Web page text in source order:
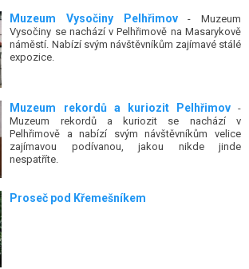
Muzeum Vysočiny Pelhřimov- Muzeum
Vysočiny se nachází v Pelhřimově na Masarykově
náměstí. Nabízí svým návštěvníkům zajímavé stálé
expozice.
Muzeum rekordů a kuriozit Pelhřimov-
Muzeum rekordů a kuriozit se nachází v
Pelhřimově a nabízí svým návštěvníkům velice
zajímavou podívanou, jakou nikde jinde
nespatříte.
Proseč pod Křemešníkem